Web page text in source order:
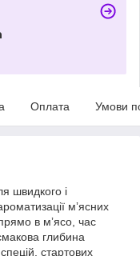
Оплата Умови
швидкого і
мʼясних
в мʼясо, час
глибина
стартових